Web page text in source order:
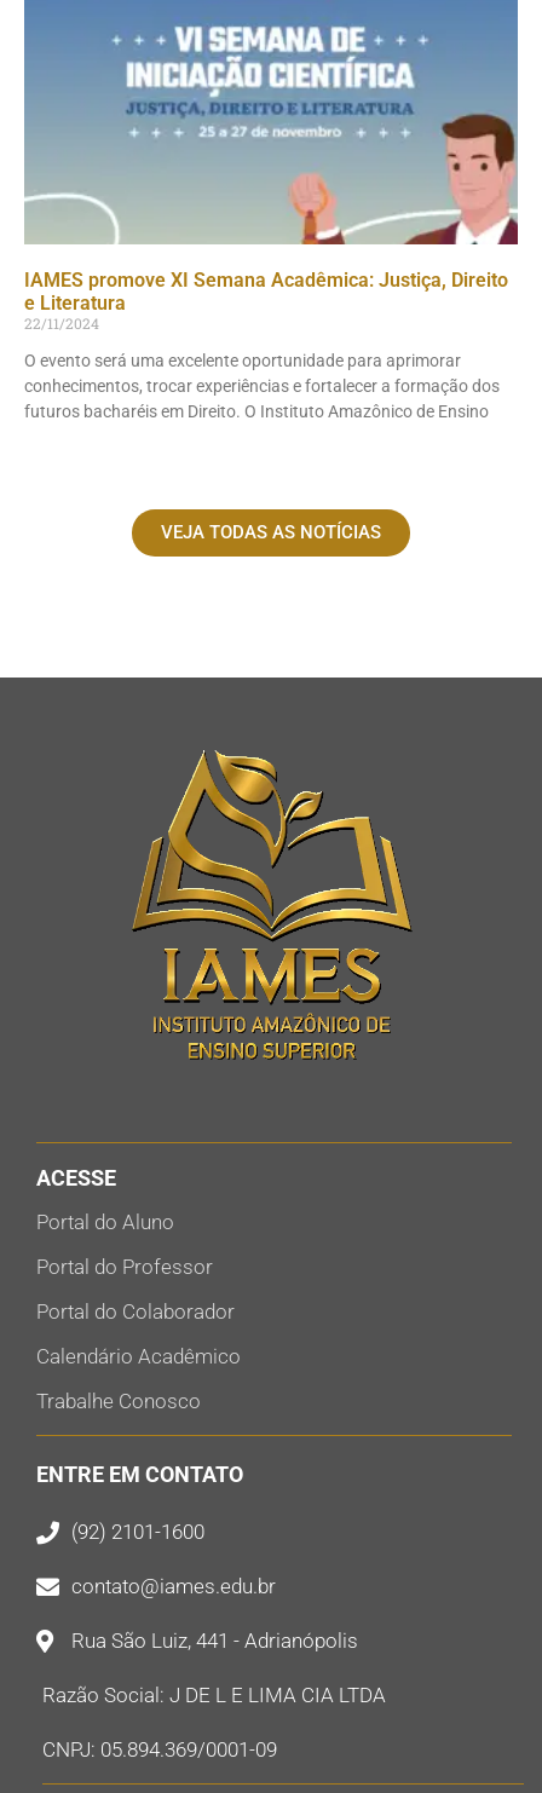
IAMES promove XI Semana Acadêmica: Justiça, Direito
e Literatura
22/11/2024
O evento será uma excelente oportunidade para aprimorar
conhecimentos, trocar experiências e fortalecer a formação dos
futuros bacharéis em Direito. O Instituto Amazônico de Ensino
VEJA TODAS AS NOTÍCIAS
ACESSE
Portal do Aluno
Portal do Professor
Portal do Colaborador
Calendário Acadêmico
Trabalhe Conosco
ENTRE EM CONTATO
(92) 2101-1600
contato@iames.edu.br
Rua São Luiz, 441 - Adrianópolis
Razão Social: J DE L E LIMA CIA LTDA
CNPJ: 05.894.369/0001-09